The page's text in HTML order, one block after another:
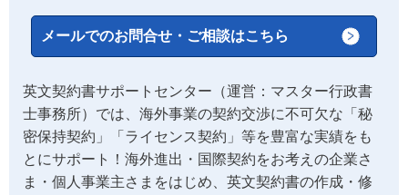
メールでのお問合せ・ご相談はこちら
英文契約書サポートセンター（運営：マスター行政書
士事務所）では、海外事業の契約交渉に不可欠な「秘
密保持契約」「ライセンス契約」等を豊富な実績をも
とにサポート！海外進出・国際契約をお考えの企業さ
ま・個人事業主さまをはじめ、英文契約書の作成・修